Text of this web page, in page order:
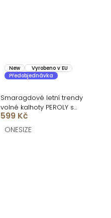
New
Vyrobeno v EU
Předobjednávka
Smaragdové letní trendy
volné kalhoty PEROLY s
rozparky
599 Kč
ONESIZE